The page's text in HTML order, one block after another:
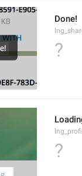
Done!
?
?